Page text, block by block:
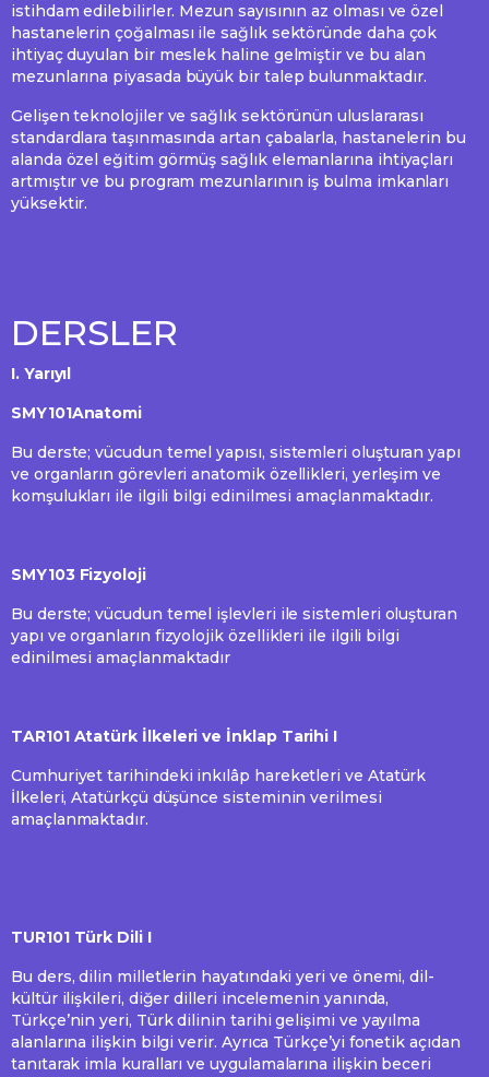
istihdam edilebilirler. Mezun sayısının az olması ve özel
hastanelerin çoğalması ile sağlık sektöründe daha çok
ihtiyaç duyulan bir meslek haline gelmiştir ve bu alan
mezunlarına piyasada büyük bir talep bulunmaktadır.
Gelişen teknolojiler ve sağlık sektörünün uluslararası
standardlara taşınmasında artan çabalarla, hastanelerin bu
alanda özel eğitim görmüş sağlık elemanlarına ihtiyaçları
artmıştır ve bu program mezunlarının iş bulma imkanları
yüksektir.
DERSLER
I. Yarıyıl
SMY101Anatomi
Bu derste; vücudun temel yapısı, sistemleri oluşturan yapı
ve organların görevleri anatomik özellikleri, yerleşim ve
komşulukları ile ilgili bilgi edinilmesi amaçlanmaktadır.
SMY103 Fizyoloji
Bu derste; vücudun temel işlevleri ile sistemleri oluşturan
yapı ve organların fizyolojik özellikleri ile ilgili bilgi
edinilmesi amaçlanmaktadır
TAR101 Atatürk İlkeleri ve İnklap Tarihi I
Cumhuriyet tarihindeki inkılâp hareketleri ve Atatürk
İlkeleri, Atatürkçü düşünce sisteminin verilmesi
amaçlanmaktadır.
TUR101 Türk Dili I
Bu ders, dilin milletlerin hayatındaki yeri ve önemi, dil-
kültür ilişkileri, diğer dilleri incelemenin yanında,
Türkçe’nin yeri, Türk dilinin tarihi gelişimi ve yayılma
alanlarına ilişkin bilgi verir. Ayrıca Türkçe’yi fonetik açıdan
tanıtarak imla kuralları ve uygulamalarına ilişkin beceri